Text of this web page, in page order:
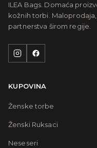
ILEA Bags. Domaća
kožnih torbi.
partnerstva širom regije.
KUPOVINA
Ženske torbe
Ženski Ruksaci
Neseseri